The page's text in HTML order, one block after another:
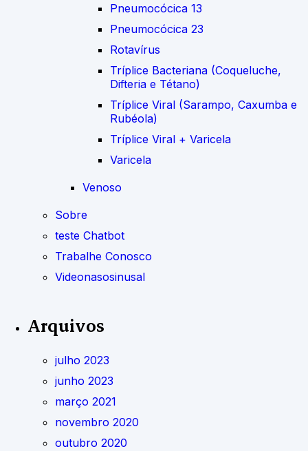
Pneumocócica 13
Pneumocócica 23
Rotavírus
Tríplice Bacteriana (Coqueluche,
Difteria e Tétano)
Tríplice Viral (Sarampo, Caxumba e
Rubéola)
Tríplice Viral + Varicela
Varicela
Venoso
Sobre
teste Chatbot
Trabalhe Conosco
Videonasosinusal
Arquivos
julho 2023
junho 2023
março 2021
novembro 2020
outubro 2020